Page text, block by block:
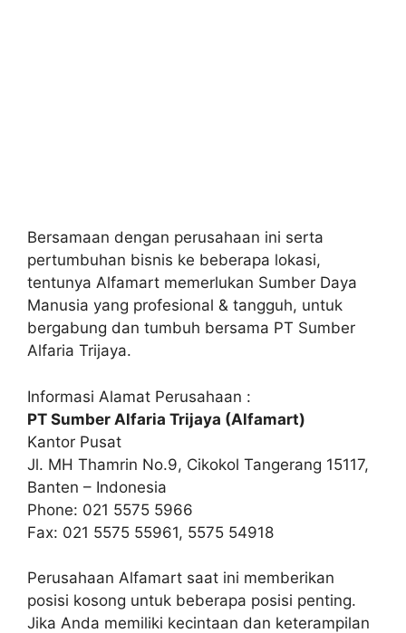
Bersamaan dengan perusahaan ini serta
pertumbuhan bisnis ke beberapa lokasi,
tentunya Alfamart memerlukan Sumber Daya
Manusia yang profesional & tangguh, untuk
bergabung dan tumbuh bersama PT Sumber
Alfaria Trijaya.
Informasi Alamat Perusahaan :
PT Sumber Alfaria Trijaya (Alfamart)
Kantor Pusat
Jl. MH Thamrin No.9, Cikokol Tangerang 15117,
Banten – Indonesia
Phone: 021 5575 5966
Fax: 021 5575 55961, 5575 54918
Perusahaan Alfamart saat ini memberikan
posisi kosong untuk beberapa posisi penting.
Jika Anda memiliki kecintaan dan keterampilan